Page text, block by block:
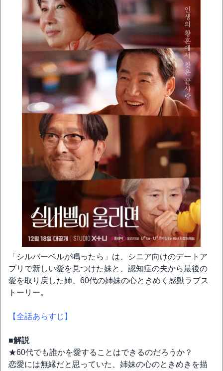
「シルバーベルが鳴ったら」は、シニア向けのデートア
プリで新しい愛を見つけた妹と、認知症の夫から最後の
愛を取り戻した姉、60代の姉妹の心ときめく感動ラブス
トーリー。
【全話あらすじ】
■解説
★60代でも誰かを愛することはできるのだろうか？
恋愛には無縁だと思っていた、姉妹の心のときめきを描